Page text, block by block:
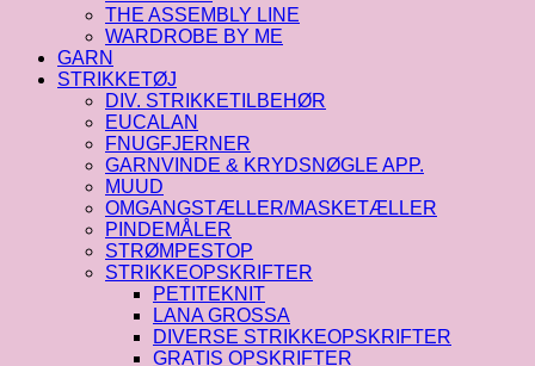
THE ASSEMBLY LINE
WARDROBE BY ME
GARN
STRIKKETØJ
DIV. STRIKKETILBEHØR
EUCALAN
FNUGFJERNER
GARNVINDE & KRYDSNØGLE APP.
MUUD
OMGANGSTÆLLER/MASKETÆLLER
PINDEMÅLER
STRØMPESTOP
STRIKKEOPSKRIFTER
PETITEKNIT
LANA GROSSA
DIVERSE STRIKKEOPSKRIFTER
GRATIS OPSKRIFTER